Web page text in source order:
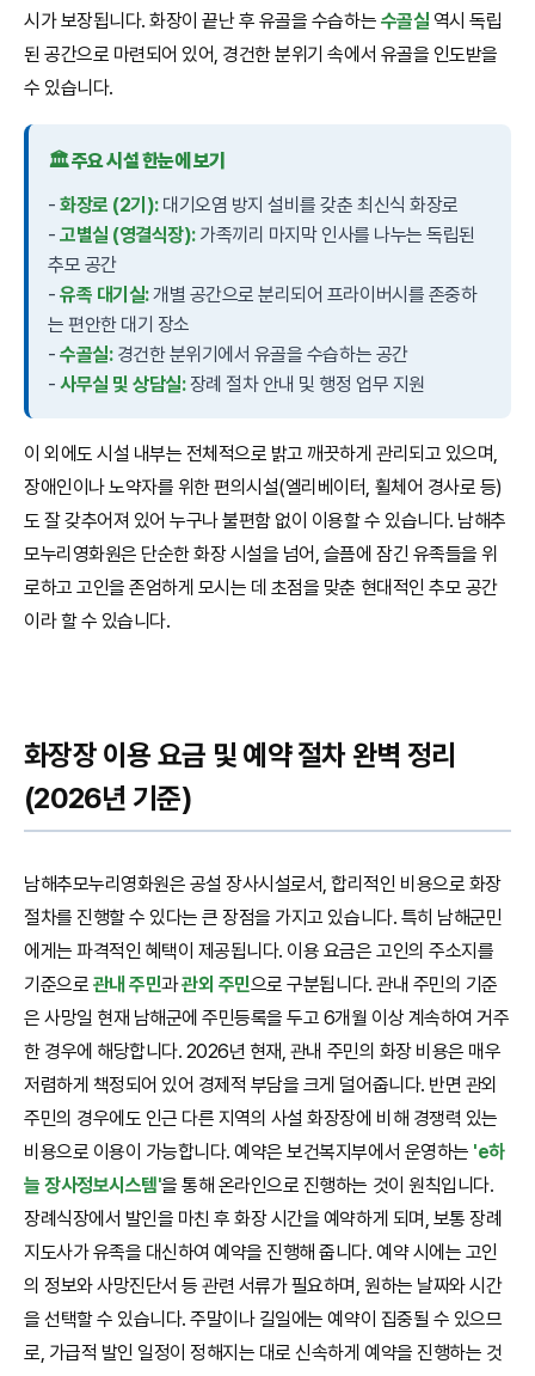
시가 보장됩니다. 화장이 끝난 후 유골을 수습하는 수골실 역시 독립
된 공간으로 마련되어 있어, 경건한 분위기 속에서 유골을 인도받을
수 있습니다.
🏛️ 주요 시설 한눈에 보기
-화장로 (2기):대기오염 방지 설비를 갖춘 최신식 화장로
-고별실 (영결식장):가족끼리 마지막 인사를 나누는 독립된
추모 공간
-유족 대기실:개별 공간으로 분리되어 프라이버시를 존중하
는 편안한 대기 장소
-수골실:경건한 분위기에서 유골을 수습하는 공간
-사무실 및 상담실:장례 절차 안내 및 행정 업무 지원
이 외에도 시설 내부는 전체적으로 밝고 깨끗하게 관리되고 있으며,
장애인이나 노약자를 위한 편의시설(엘리베이터, 휠체어 경사로 등)
도 잘 갖추어져 있어 누구나 불편함 없이 이용할 수 있습니다. 남해추
모누리영화원은 단순한 화장 시설을 넘어, 슬픔에 잠긴 유족들을 위
로하고 고인을 존엄하게 모시는 데 초점을 맞춘 현대적인 추모 공간
이라 할 수 있습니다.
화장장 이용 요금 및 예약 절차 완벽 정리
(2026년 기준)
남해추모누리영화원은 공설 장사시설로서, 합리적인 비용으로 화장
절차를 진행할 수 있다는 큰 장점을 가지고 있습니다. 특히 남해군민
에게는 파격적인 혜택이 제공됩니다. 이용 요금은 고인의 주소지를
기준으로 관내 주민과관외 주민으로 구분됩니다. 관내 주민의 기준
은 사망일 현재 남해군에 주민등록을 두고 6개월 이상 계속하여 거주
한 경우에 해당합니다. 2026년 현재, 관내 주민의 화장 비용은 매우
저렴하게 책정되어 있어 경제적 부담을 크게 덜어줍니다. 반면 관외
주민의 경우에도 인근 다른 지역의 사설 화장장에 비해 경쟁력 있는
비용으로 이용이 가능합니다. 예약은 보건복지부에서 운영하는 'e하
늘 장사정보시스템'을 통해 온라인으로 진행하는 것이 원칙입니다.
장례식장에서 발인을 마친 후 화장 시간을 예약하게 되며, 보통 장례
지도사가 유족을 대신하여 예약을 진행해 줍니다. 예약 시에는 고인
의 정보와 사망진단서 등 관련 서류가 필요하며, 원하는 날짜와 시간
을 선택할 수 있습니다. 주말이나 길일에는 예약이 집중될 수 있으므
로, 가급적 발인 일정이 정해지는 대로 신속하게 예약을 진행하는 것